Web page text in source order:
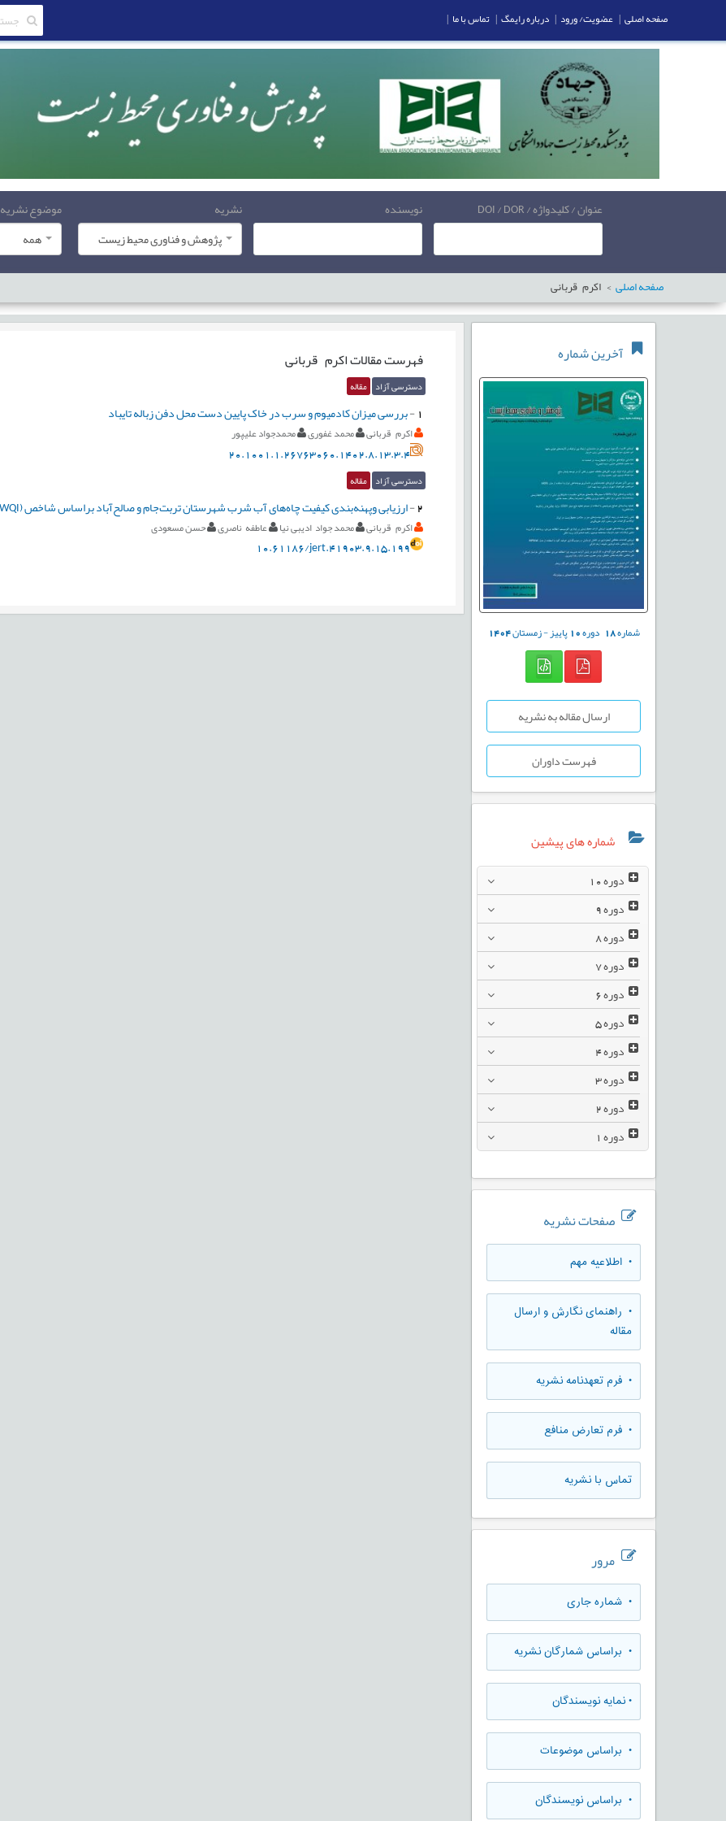
عنوان / کلیدواژه / DOI / DOR نویسنده
نشریه
پژوهش و فناوری محیط زیست
موضوع نشریه
همه
صفحه اصلی اکرم قربانی
آخرین شماره
شماره18 دوره10پاییز - زمستان1404
ارسال مقاله به نشریه
فهرست داوران
شماره های پیشین
دوره
دوره
دوره
دوره
دوره
دوره
دوره
دوره
دوره
دوره
صفحات نشریه
• اطلاعیه مهم
• راهنمای نگارش و ارسال
مقاله
• فرم تعهدنامه نشریه
• فرم تعارض منافع
تماس با نشریه
مرور
• شماره جاری
• براساس شمارگان نشریه
•نمایه نویسندگان
• براساس موضوعات
• براساس نویسندگان
فهرست مقالاتاکرم قربانی
دسترسی آزاد مقاله
1
-بررسی میزان کادمیوم و سرب در خاک پایین دست محل دفن زباله تایباد
اکرم قربانی محمد غفوری محمدجواد علیپور
20.1001.1.26763060.1402.8.13.3.4
دسترسی آزاد مقاله
2
-ارزیابی وپهنه‌بندی کیفیت چاه‌های آب شرب شهرستان تربت‌جام و صالح‌آباد براساس شاخص (WQI) و نرم‌افزار GIS
اکرم قربانی محمد جواد ادیبی نیا عاطفه ناصری حسن مسعودی
10.61186/jert.41903.9.15.199
صفحه اصلی | عضویت/ ورود | درباره رایمگ | تماس با ما |